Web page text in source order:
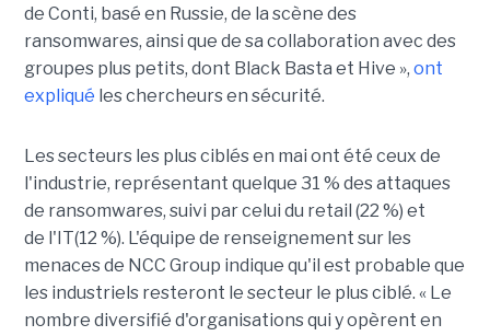
de Conti, basé en Russie, de la scène des
ransomwares, ainsi que de sa collaboration avec des
groupes plus petits, dont Black Basta et Hive », ont
expliqué les chercheurs en sécurité.
Les secteurs les plus ciblés en mai ont été ceux de
l'industrie, représentant quelque 31 % des attaques
de ransomwares, suivi par celui du retail (22 %) et
de l'IT(12 %). L'équipe de renseignement sur les
menaces de NCC Group indique qu'il est probable que
les industriels resteront le secteur le plus ciblé. « Le
nombre diversifié d'organisations qui y opèrent en